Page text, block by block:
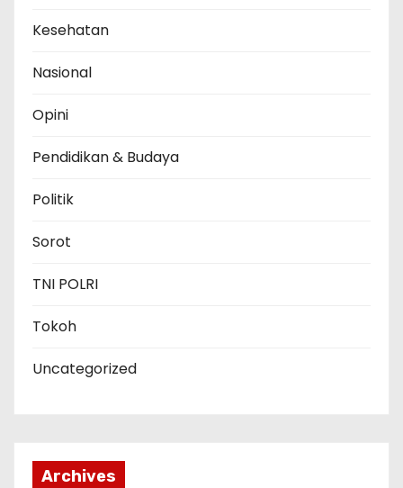
Kesehatan
Nasional
Opini
Pendidikan & Budaya
Politik
Sorot
TNI POLRI
Tokoh
Uncategorized
Archives